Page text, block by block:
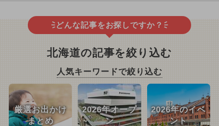
どんな記事をお探しですか？
北海道の記事を絞り込む
人気キーワードで絞り込む
厳選お出かけ
まとめ
2026年オープ
ン
2026年のイベ
ント